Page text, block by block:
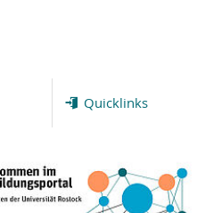
Quicklinks